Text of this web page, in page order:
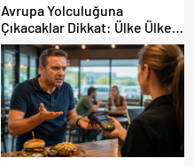
Avrupa Yolculuğuna
Çıkacaklar Dikkat: Ülke Ülke
Güncel Trafik Kuralları,
Avrupa Otoyol Hız Limitleri